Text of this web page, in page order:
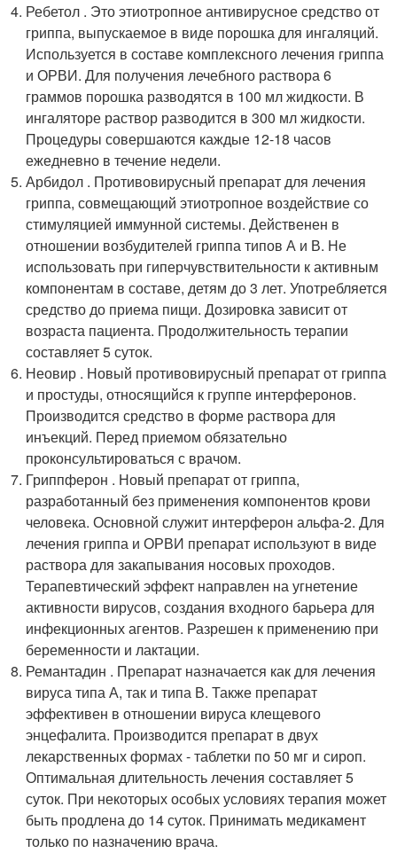
Ребетол . Это этиотропное антивирусное средство от
гриппа, выпускаемое в виде порошка для ингаляций.
Используется в составе комплексного лечения гриппа
и ОРВИ. Для получения лечебного раствора 6
граммов порошка разводятся в 100 мл жидкости. В
ингаляторе раствор разводится в 300 мл жидкости.
Процедуры совершаются каждые 12-18 часов
ежедневно в течение недели.
Арбидол . Противовирусный препарат для лечения
гриппа, совмещающий этиотропное воздействие со
стимуляцией иммунной системы. Действенен в
отношении возбудителей гриппа типов А и В. Не
использовать при гиперчувствительности к активным
компонентам в составе, детям до 3 лет. Употребляется
средство до приема пищи. Дозировка зависит от
возраста пациента. Продолжительность терапии
составляет 5 суток.
Неовир . Новый противовирусный препарат от гриппа
и простуды, относящийся к группе интерферонов.
Производится средство в форме раствора для
инъекций. Перед приемом обязательно
проконсультироваться с врачом.
Гриппферон . Новый препарат от гриппа,
разработанный без применения компонентов крови
человека. Основной служит интерферон альфа-2. Для
лечения гриппа и ОРВИ препарат используют в виде
раствора для закапывания носовых проходов.
Терапевтический эффект направлен на угнетение
активности вирусов, создания входного барьера для
инфекционных агентов. Разрешен к применению при
беременности и лактации.
Ремантадин . Препарат назначается как для лечения
вируса типа А, так и типа В. Также препарат
эффективен в отношении вируса клещевого
энцефалита. Производится препарат в двух
лекарственных формах - таблетки по 50 мг и сироп.
Оптимальная длительность лечения составляет 5
суток. При некоторых особых условиях терапия может
быть продлена до 14 суток. Принимать медикамент
только по назначению врача.